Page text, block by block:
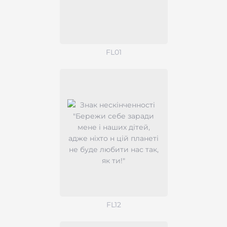
FL01
FL12